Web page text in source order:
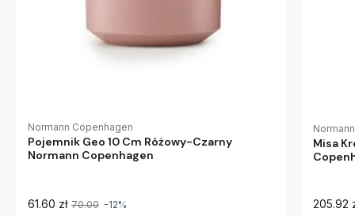
Normann Copenhagen
Pojemnik Geo 10 Cm Różowy-Czarny
Normann Copenhagen
61.60 zł 70.00 -12%
Misa
205.92